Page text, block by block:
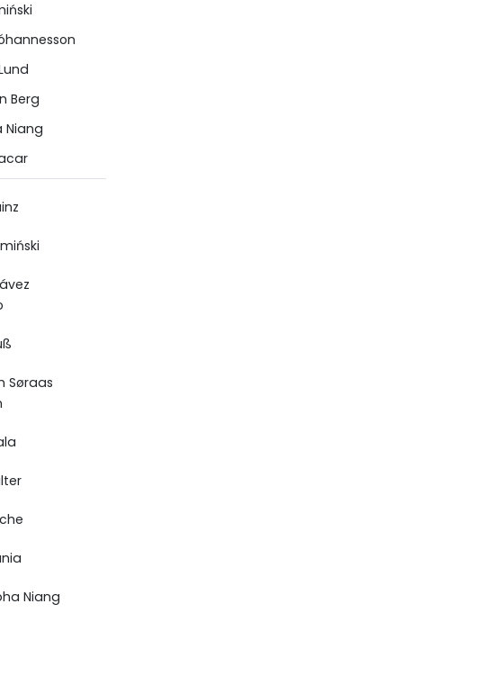
Berg
Niang
Søraas
Niang